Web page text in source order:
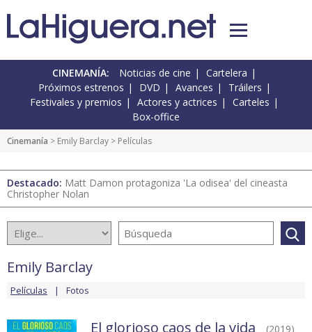
CINEMANÍA: Noticias de cine
Cartelera
Próximos estrenos
DVD Avances
Tráilers
Festivales y premios
Actores y actrices
Carteles
Box-office
Cinemanía > Emily Barclay > Películas
Destacado: Matt Damon protagoniza 'La odisea' del cineasta
Christopher Nolan
Emily Barclay
Películas Fotos
El glorioso caos de la vida
(2019)